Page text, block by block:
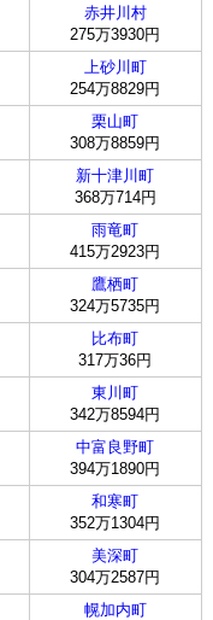
赤井川村
275万3930円
上砂川町
254万8829円
栗山町
308万8859円
新十津川町
368万714円
雨竜町
415万2923円
鷹栖町
324万5735円
比布町
317万36円
東川町
342万8594円
中富良野町
394万1890円
和寒町
352万1304円
美深町
304万2587円
幌加内町